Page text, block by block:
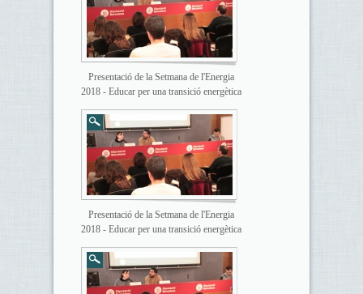
Presentació de la Setmana de l'Energia
2018 - Educar per una transició energètica
Presentació de la Setmana de l'Energia
2018 - Educar per una transició energètica